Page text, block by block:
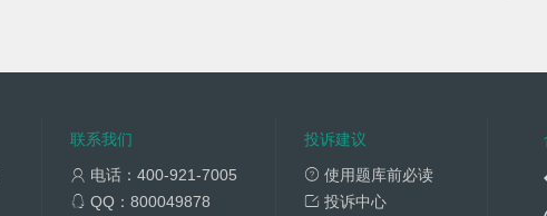
联系我们
电话：400-921-7005
QQ：800049878
投诉建议
使用题库前必读
投诉中心